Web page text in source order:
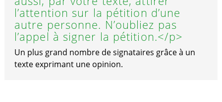
l’attention sur la pétition d’une
autre personne. N’oubliez pas
l’appel à signer la pétition.</p>
Un plus grand nombre de signataires grâce à un
texte exprimant une opinion.